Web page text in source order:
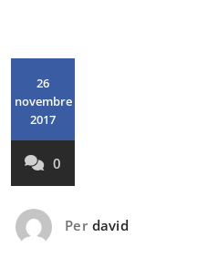
26
novembre
2017
0
Per david